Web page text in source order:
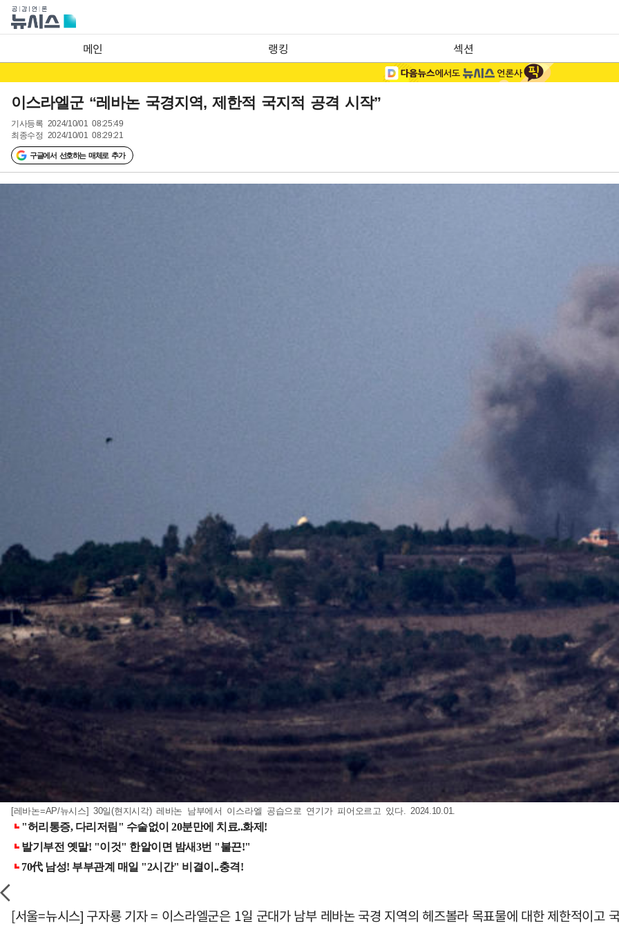
메인 랭킹 섹션
이스라엘군 “레바논 국경지역, 제한적 국지적 공격 시작”
기사등록 2024/10/01 08:25:49
최종수정 2024/10/01 08:29:21
구글에서 선호하는 매체로 추가
[레바논=AP/뉴시스] 30일(현지시각) 레바논 남부에서 이스라엘 공습으로 연기가 피어오르고 있다. 2024.10.01.
[서울=뉴시스] 구자룡 기자 = 이스라엘군은 1일 군대가 남부 레바논 국경 지역의 헤즈볼라 목표물에 대한 제한적이고